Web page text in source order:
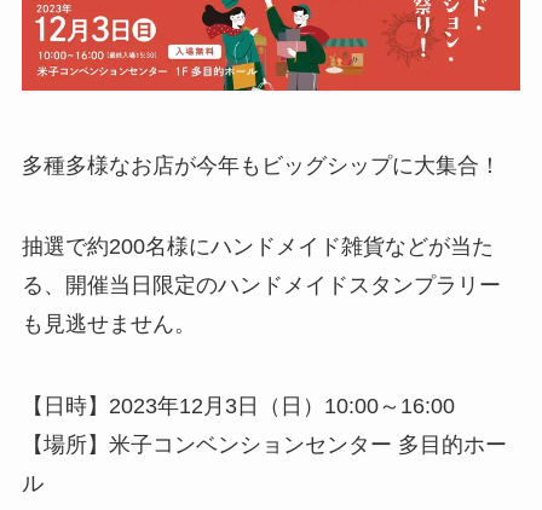
多種多様なお店が今年もビッグシップに大集合！
抽選で約200名様にハンドメイド雑貨などが当た
る、開催当日限定のハンドメイドスタンプラリー
も見逃せません。
【日時】2023年12月3日（日）10:00～16:00
【場所】米子コンベンションセンター 多目的ホー
ル